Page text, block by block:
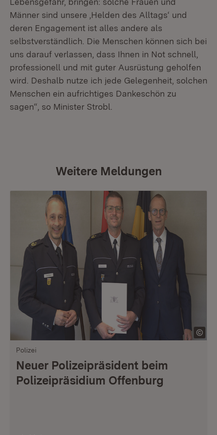
Männer sind unsere ‚Helden des Alltags‘ und
deren Engagement ist alles andere als
selbstverständlich. Die Menschen können sich bei
uns darauf verlassen, dass Ihnen in Not schnell,
professionell und mit guter Ausrüstung geholfen
wird. Deshalb nutze ich jede Gelegenheit, solchen
Menschen ein aufrichtiges Dankeschön zu
sagen“, so Minister Strobl.
Weitere Meldungen
Polizei
Neuer Polizeipräsident beim
Polizeipräsidium Offenburg